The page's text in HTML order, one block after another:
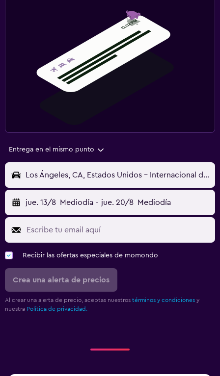
Entrega en el mismo punto
Los Ángeles, CA, Estados Unidos - Internacional de Los Ángeles (LAX)
jue. 13/8 Mediodía - jue. 20/8 Mediodía
Recibir las ofertas especiales de momondo
Crea una alerta de precios
Al crear una alerta de precio, aceptas nuestros términos y condiciones y
nuestra Política de privacidad.